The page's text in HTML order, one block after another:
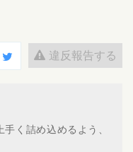
違反報告する
く詰め込めるよう、